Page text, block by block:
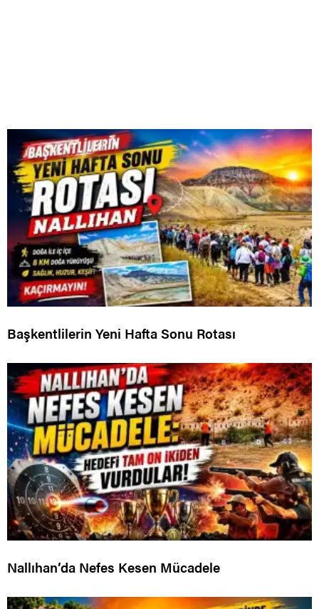
Başkentlilerin Yeni Hafta Sonu Rotası
Nallıhan’da Nefes Kesen Mücadele